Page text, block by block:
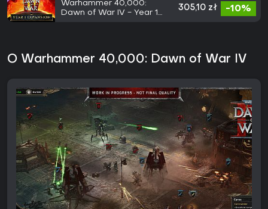
Warhammer 40,000:
Dawn of War IV - Year 1
305,10 zł -10%
O Warhammer 40,000: Dawn of War IV